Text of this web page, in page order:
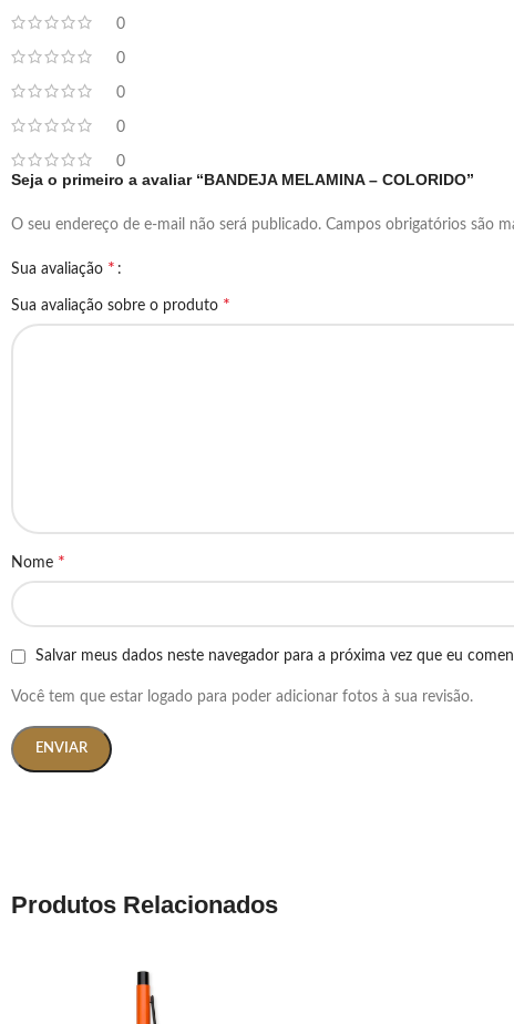
0
0
0
0
0
Seja o primeiro a avaliar “BANDEJA MELAMINA – COLORIDO”
O seu endereço de e-mail não será publicado. Campos obrigatórios são
Sua avaliação *
Sua avaliação sobre o produto *
Nome *
Salvar meus dados neste navegador para a próxima vez que eu
Você tem que estar logado para poder adicionar fotos à sua revisão.
Produtos Relacionados